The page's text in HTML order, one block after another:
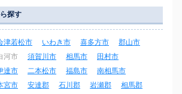
探す
津若松市 いわき市 喜多方市
郡山市
河市
須賀川市 相馬市
田村市
達市
二本松市 福島市
南相馬市
宮市
安達郡 石川郡 岩瀬郡
相馬郡